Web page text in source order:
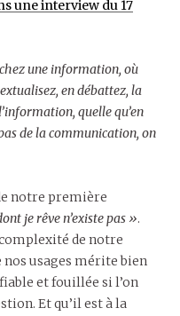
une interview du 17
une information, où
en débattez, la
quelle qu’en
de la communication, on
notre première
je rêve n’existe pas ».
de notre
usages mérite bien
et fouillée si l’on
Et qu’il est à la